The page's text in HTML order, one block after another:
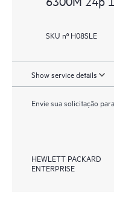
SKU nº H08SLE
Show service details
Envie sua solicitação
HEWLETT PACKARD
ENTERPRISE